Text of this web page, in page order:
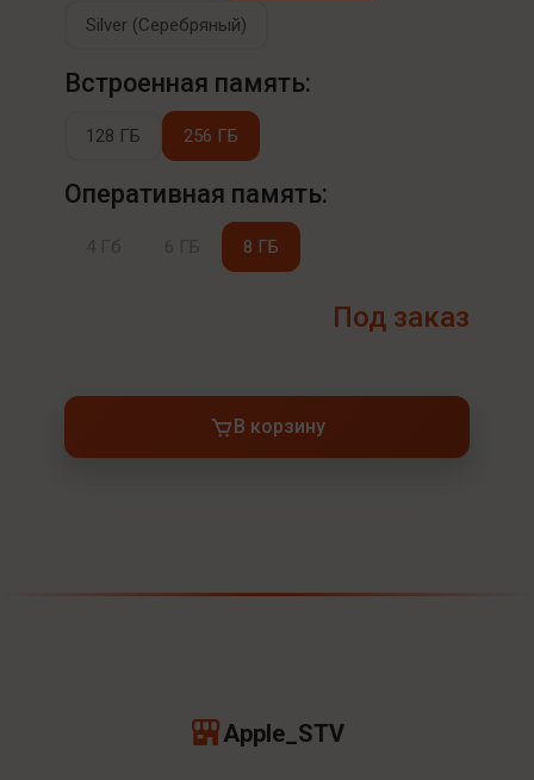
Silver (Серебряный)
Встроенная память:
128 ГБ 256 ГБ
Оперативная память:
8 ГБ
Под заказ
В корзину
Apple_STV